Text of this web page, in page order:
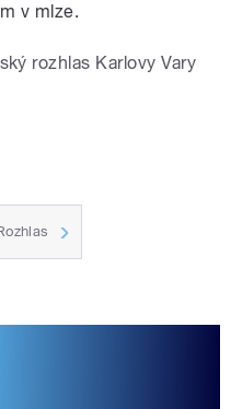
v mlze.
rozhlas Karlovy Vary